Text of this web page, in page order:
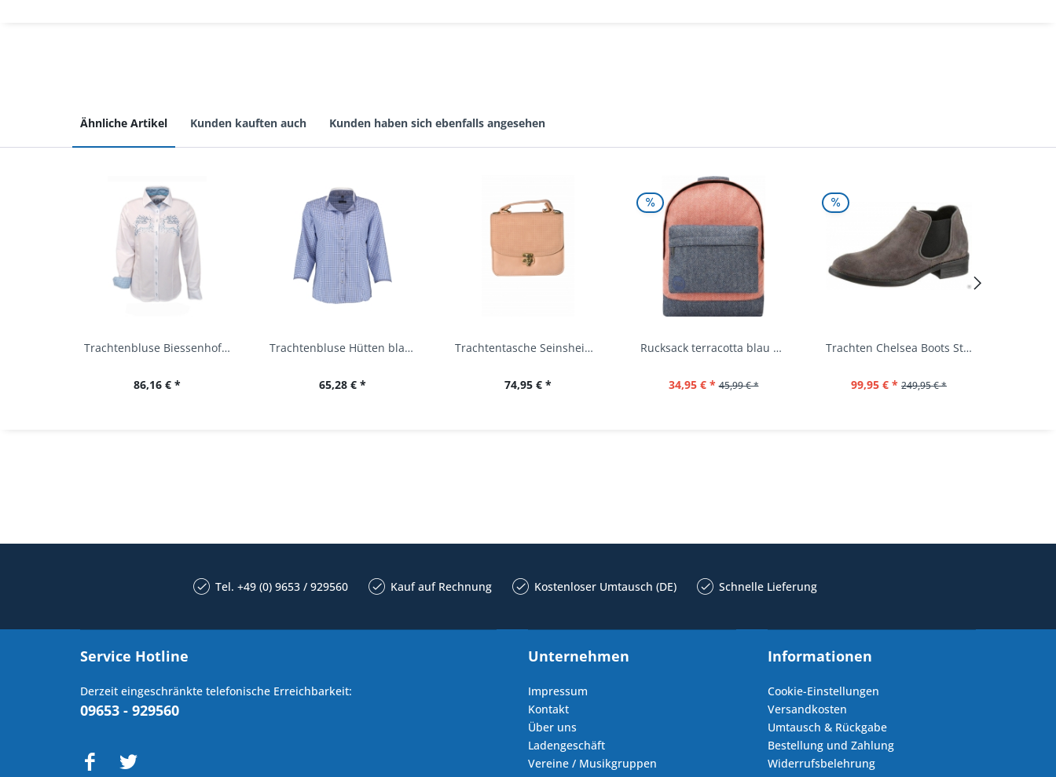
Ähnliche Artikel Kunden kauften auch Kunden haben sich ebenfalls angesehen
Trachtenbluse Biessenhofen weiß Langarm OS...
86,16 € *
Trachtenbluse Hütten blau 7/8 Arm OS Trachten
65,28 € *
Trachtentasche Seinsheim lachs rosa Werner...
74,95 € *
Rucksack terracotta blau navy Mi-Pac...
34,95 € * 45,99 € *
Trachten Chelsea Boots Stiefel Fürstenstein...
99,95 € * 249,95 € *
Tel. +49 (0) 9653 / 929560 Kauf auf Rechnung Kostenloser Umtausch (DE) Schnelle Lieferung
Service Hotline
Derzeit eingeschränkte telefonische Erreichbarkeit:
09653 - 929560
Unternehmen
Impressum
Kontakt
Über uns
Ladengeschäft
Vereine / Musikgruppen
Informationen
Cookie-Einstellungen
Versandkosten
Umtausch & Rückgabe
Bestellung und Zahlung
Widerrufsbelehrung